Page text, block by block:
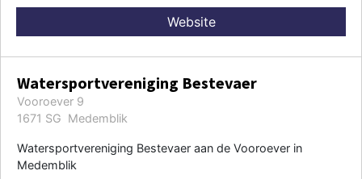
Website
Watersportvereniging Bestevaer
Vooroever 9
1671 SG Medemblik
Watersportvereniging Bestevaer aan de Vooroever in
Medemblik